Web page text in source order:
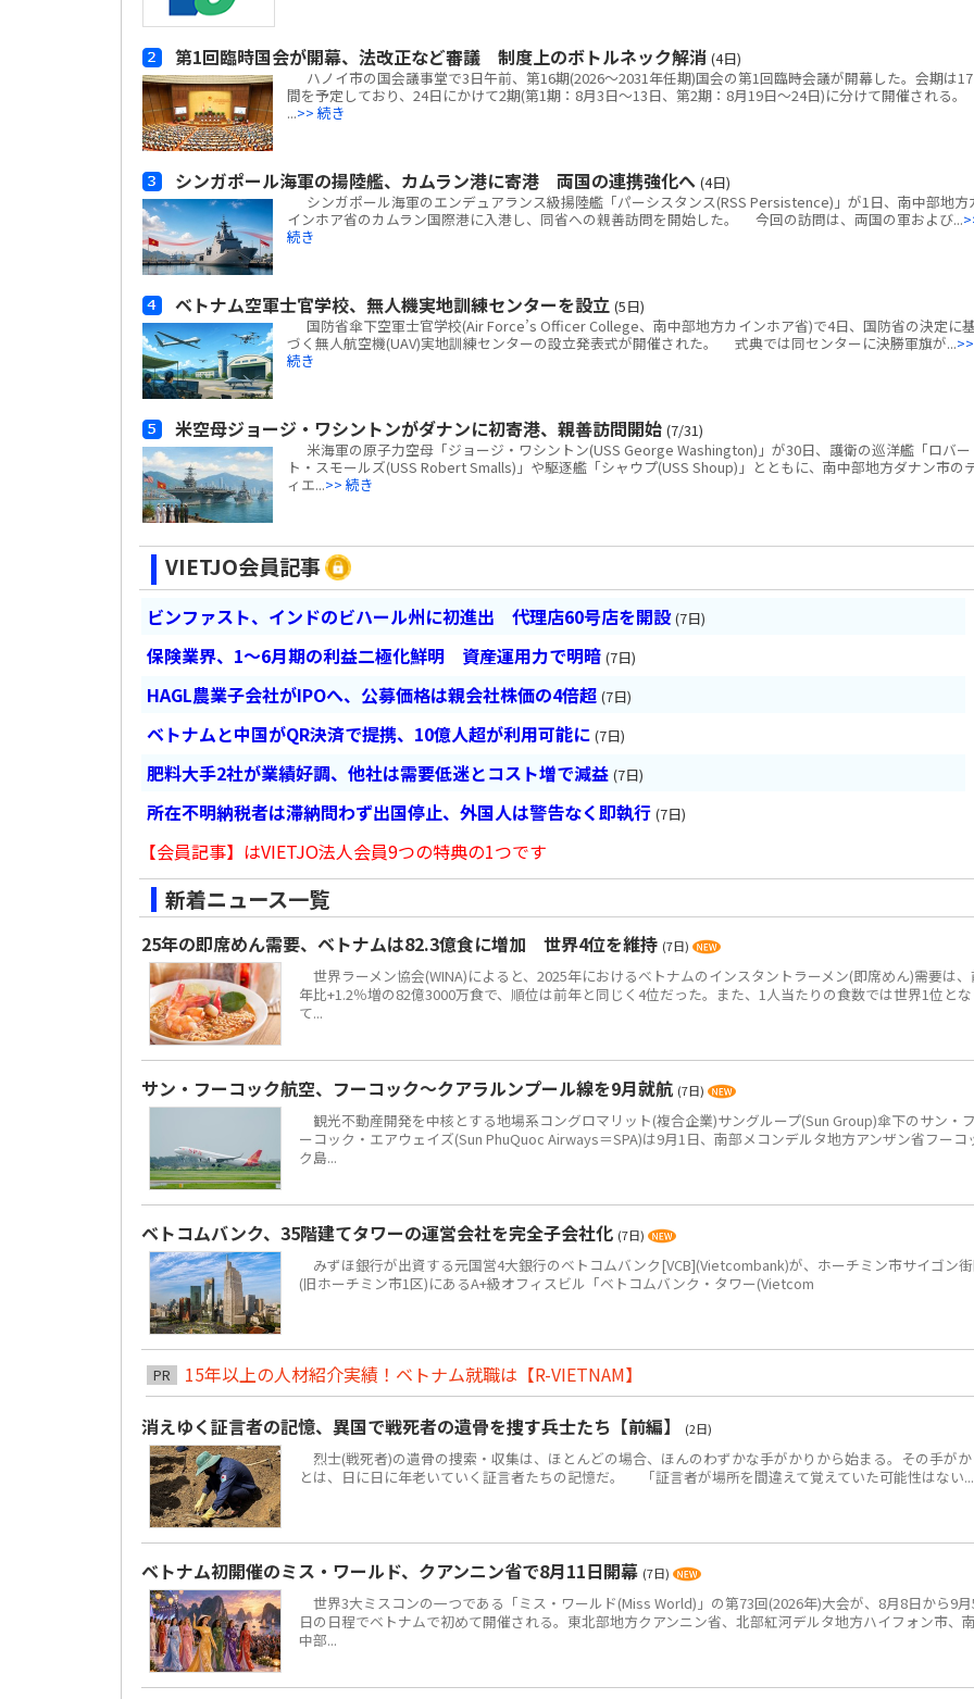
第1回臨時国会が開幕、法改正など審議 制度上のボトルネック解消 (4日)
ハノイ市の国会議事堂で3日午前、第16期(2026～2031年任期)国会の第1回臨時会議が開幕した。会期は
間を予定しており、24日にかけて2期(第1期：8月3日～13日、第2期：8月19日～24日)に分けて開催される。
...>> 続き
シンガポール海軍の揚陸艦、カムラン港に寄港 両国の連携強化へ (4日)
シンガポール海軍のエンデュアランス級揚陸艦「パーシスタンス(RSS Persistence)」が1日、南中部地方
インホア省のカムラン国際港に入港し、同省への親善訪問を開始した。 今回の訪問は、両国の軍および...
続き
ベトナム空軍士官学校、無人機実地訓練センターを設立 (5日)
国防省傘下空軍士官学校(Air Force’s Officer College、南中部地方カインホア省)で4日、国防省の決定に基
づく無人航空機(UAV)実地訓練センターの設立発表式が開催された。 式典では同センターに決勝軍旗が...>>
続き
米空母ジョージ・ワシントンがダナンに初寄港、親善訪問開始 (7/31)
米海軍の原子力空母「ジョージ・ワシントン(USS George Washington)」が30日、護衛の巡洋艦「ロバー
ト・スモールズ(USS Robert Smalls)」や駆逐艦「シャウプ(USS Shoup)」とともに、南中部地方ダナン市の
ィエ...>> 続き
VIETJO会員記事
ビンファスト、インドのビハール州に初進出 代理店60号店を開設 (7日)
保険業界、1～6月期の利益二極化鮮明 資産運用力で明暗 (7日)
HAGL農業子会社がIPOへ、公募価格は親会社株価の4倍超 (7日)
ベトナムと中国がQR決済で提携、10億人超が利用可能に (7日)
肥料大手2社が業績好調、他社は需要低迷とコスト増で減益 (7日)
所在不明納税者は滞納問わず出国停止、外国人は警告なく即執行 (7日)
【会員記事】はVIETJO法人会員9つの特典の1つです
新着ニュース一覧
25年の即席めん需要、ベトナムは82.3億食に増加 世界4位を維持 (7日)
世界ラーメン協会(WINA)によると、2025年におけるベトナムのインスタントラーメン(即席めん)需要は、
年比+1.2％増の82億3000万食で、順位は前年と同じく4位だった。また、1人当たりの食数では世界1位とな
て...
サン・フーコック航空、フーコック～クアラルンプール線を9月就航 (7日)
観光不動産開発を中核とする地場系コングロマリット(複合企業)サングループ(Sun Group)傘下のサン・フ
ーコック・エアウェイズ(Sun PhuQuoc Airways＝SPA)は9月1日、南部メコンデルタ地方アンザン省フーコ
ク島...
ベトコムバンク、35階建てタワーの運営会社を完全子会社化 (7日)
みずほ銀行が出資する元国営4大銀行のベトコムバンク[VCB](Vietcombank)が、ホーチミン市サイゴン
(旧ホーチミン市1区)にあるA+級オフィスビル「ベトコムバンク・タワー(Vietcom
PR
15年以上の人材紹介実績！ベトナム就職は【R-VIETNAM】
消えゆく証言者の記憶、異国で戦死者の遺骨を捜す兵士たち【前編】
(2日)
烈士(戦死者)の遺骨の捜索・収集は、ほとんどの場合、ほんのわずかな手がかりから始まる。その手がか
とは、日に日に年老いていく証言者たちの記憶だ。 「証言者が場所を間違えて覚えていた可能性はない...
ベトナム初開催のミス・ワールド、クアンニン省で8月11日開幕 (7日)
世界3大ミスコンの一つである「ミス・ワールド(Miss World)」の第73回(2026年)大会が、8月8日から9月
日の日程でベトナムで初めて開催される。東北部地方クアンニン省、北部紅河デルタ地方ハイフォン市、南
中部...